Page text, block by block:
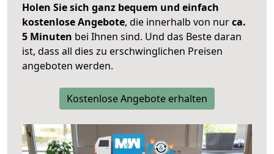
Holen Sie sich ganz bequem und einfach
kostenlose Angebote, die innerhalb von nurca.
5 Minuten bei Ihnen sind. Und das Beste daran
ist, dass all dies zu erschwinglichen Preisen
angeboten werden.
Kostenlose Angebote erhalten